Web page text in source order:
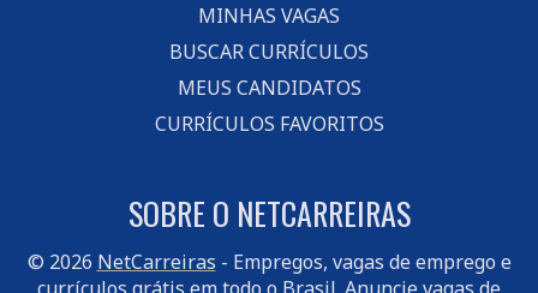
MINHAS VAGAS
BUSCAR CURRÍCULOS
MEUS CANDIDATOS
CURRÍCULOS FAVORITOS
SOBRE O NETCARREIRAS
© 2026 NetCarreiras - Empregos, vagas de emprego e